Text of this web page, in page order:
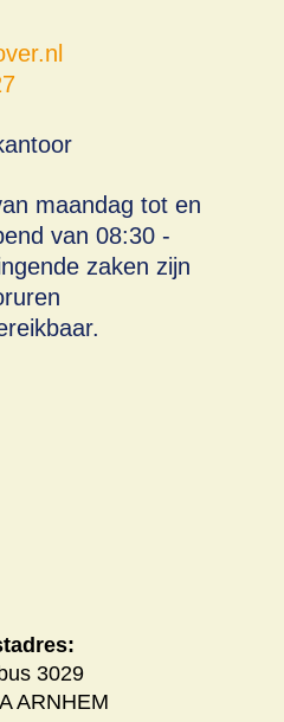
maandag tot en
van 08:30 -
zaken zijn
3029
ARNHEM